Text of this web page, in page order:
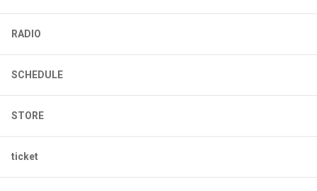
RADIO
SCHEDULE
STORE
ticket